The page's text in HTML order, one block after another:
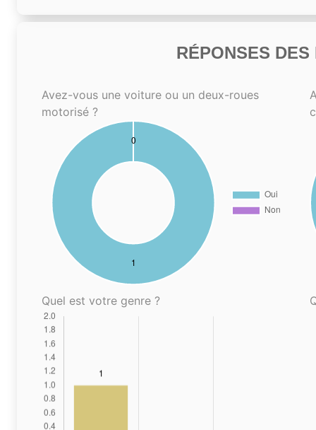
RÉPONSES
Avez-vous une voiture ou un deux-roues
motorisé ?
Quel est votre genre ?